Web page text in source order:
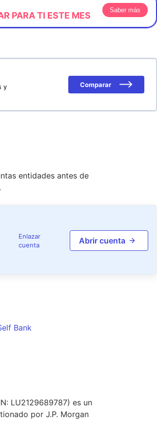
PARA TI ESTE MES
Saber más
y
Comparar
entidades antes de
Enlazar
cuenta
Abrir cuenta
Bank
LU2129689787) es un
por J.P. Morgan